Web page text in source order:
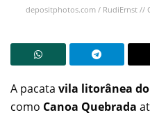
depositphotos.com / RudiErnst //
A pacata vila litorânea do
como Canoa Quebrada